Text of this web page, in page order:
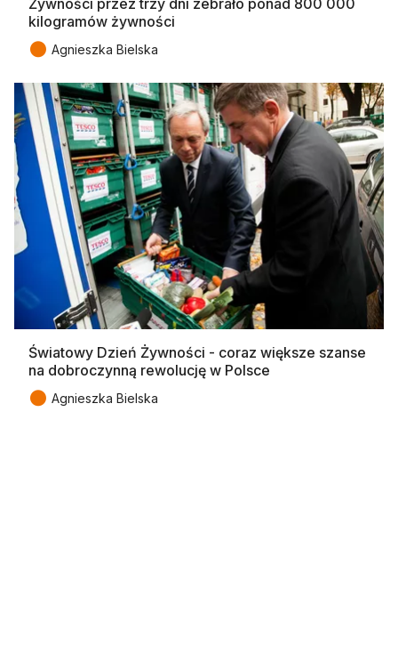
kilogramów żywności
● Agnieszka Bielska
Światowy Dzień Żywności - coraz większe szanse
na dobroczynną rewolucję w Polsce
● Agnieszka Bielska